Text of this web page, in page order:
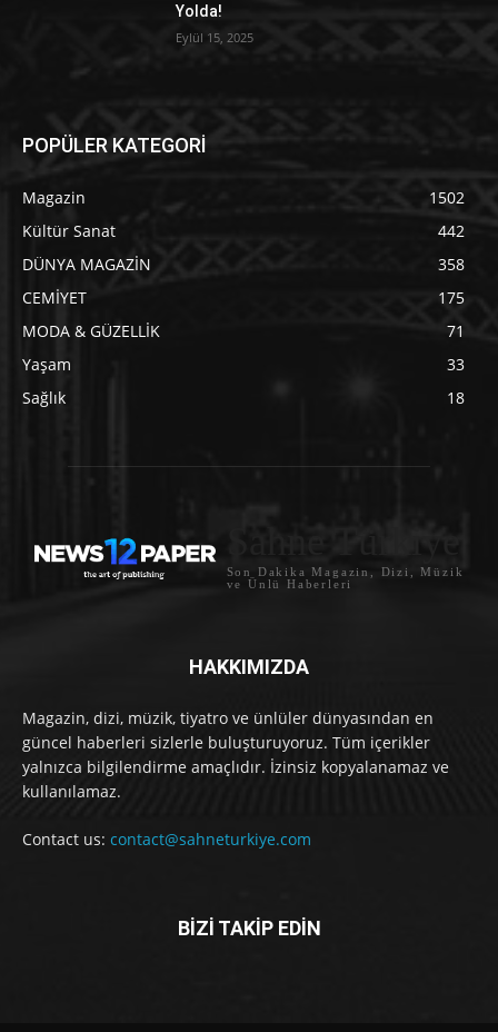
Yolda!
Eylül 15, 2025
POPÜLER KATEGORİ
Magazin
1502
Kültür Sanat
442
DÜNYA MAGAZİN
358
CEMİYET
175
MODA & GÜZELLİK
71
Yaşam
33
Sağlık
18
Sahne Türkiye
Son Dakika Magazin, Dizi, Müzik
ve Ünlü Haberleri
HAKKIMIZDA
Magazin, dizi, müzik, tiyatro ve ünlüler dünyasından en
güncel haberleri sizlerle buluşturuyoruz. Tüm içerikler
yalnızca bilgilendirme amaçlıdır. İzinsiz kopyalanamaz ve
kullanılamaz.
Contact us: contact@sahneturkiye.com
BİZİ TAKİP EDİN